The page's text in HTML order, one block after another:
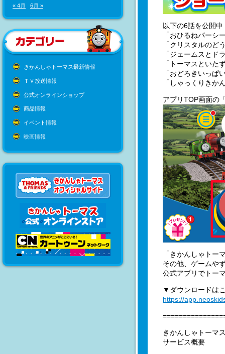
« 4月
6月 »
きかんしゃトーマス最新情報
ＴＶ放送情報
公式オンラインショップ
商品情報
イベント情報
映画情報
以下の6話を公開中
「おひるねパーシ
「クリスタルのど
「ジェームスとド
「トーマスといた
「おどろきいっぱ
「しゃっくりきか
アプリTOP画面の
「きかんしゃトー
その他、ゲームや
公式アプリでトー
▼ダウンロードは
https://
きかんしゃトーマ
サービス概要